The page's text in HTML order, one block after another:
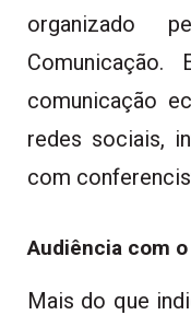
organizado
comunicação
redes sociais,
com
Audiência com o
Mais do que